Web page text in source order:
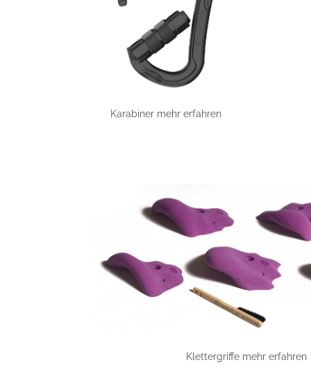
Karabiner mehr erfahren
Klettergriffe mehr erfahren